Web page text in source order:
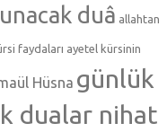
duâ allahtan
faydaları ayetel kürsinin
Hüsna günlük
dualar nihat